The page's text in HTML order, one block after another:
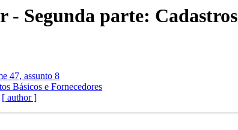
- Segunda parte: Cadastros
47, assunto 8
Básicos e Fornecedores
[ author ]